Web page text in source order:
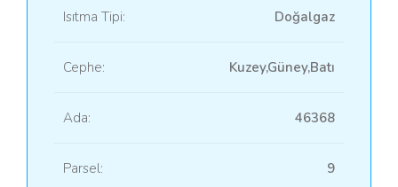
Isıtma Tipi: Doğalgaz
Cephe: Kuzey,Güney,Batı
Ada: 46368
Parsel: 9